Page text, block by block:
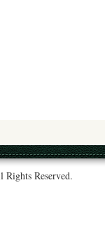
Reserved.